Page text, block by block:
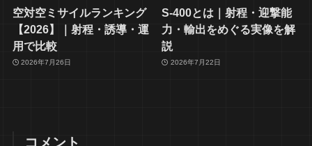
空対空ミサイルランキング
【2026】｜射程・誘導・運
用で比較
2026年7月26日
S-400とは｜射程・迎撃能
力・輸出をめぐる実像を解
説
2026年7月22日
コメント